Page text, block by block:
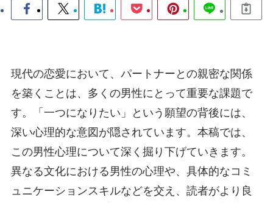
現代の恋愛において、パートナーとの親密な関係
を築くことは、多くの男性にとって重要な課題で
す。「一つになりたい」という願望の背後には、
深い心理的な意図が隠されています。本稿では、
この男性心理について深く掘り下げていきます。
異なる文化における男性の心理や、具体的なコミ
ュニケーションスキルなどを交え、読者がより良